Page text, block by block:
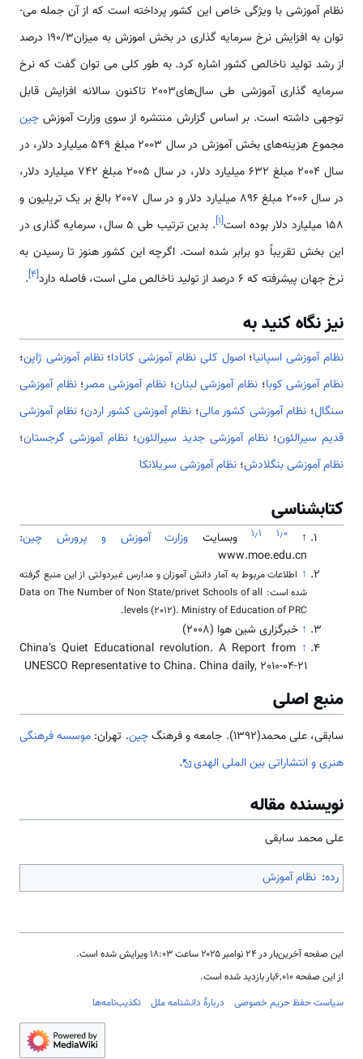
نظام آموزشی با ویژگی خاص این کشور پرداخته است که از آن جمله می­
توان به افزایش نرخ سرمایه گذاری در بخش اموزش به میزان190/3 درصد
از رشد تولید ناخالص کشور اشاره کرد. به طور کلی می­ توان گفت که نرخ
سرمایه گذاری آموزشی طی سال­‌های2003 تاکنون سالانه افزایش قابل
توجهی داشته است. بر اساس گزارش منتشره از سوی وزارت آموزش چین
مجموع هزینه‌های بخش آموزش در سال 2003 مبلغ 549 میلیارد دلار، در
سال 2004 مبلغ 632 میلیارد دلار، در سال 2005 مبلغ 742 میلیارد دلار،
در سال 2006 مبلغ 896 میلیارد دلار و در سال 2007 بالغ بر یک تریلیون و
158 میلیارد دلار بوده است
[۱]
. بدین ترتیب طی 5 سال، سرمایه گذاری در
این بخش تقریباً دو برابر شده است. اگرچه این کشور هنوز تا رسیدن به
نرخ جهان پیشرفته که 6 درصد از تولید ناخالص ملی است، فاصله دارد
[۴]
.
نیز نگاه کنید به
نظام آموزشی اسپانیا؛اصول کلی نظام آموزشی کانادا؛نظام آموزشی ژاپن؛
نظام آموزشی کوبا؛نظام آموزشی لبنان؛نظام آموزشی مصر؛نظام آموزشی
سنگال؛ نظام آموزشی کشور مالی؛ نظام آموزشی کشور اردن؛نظام آموزشی
قدیم سیرالئون؛نظام آموزشی جدید سیرالئون؛ نظام آموزشی گرجستان؛
نظام آموزشی بنگلادش؛ نظام آموزشی سریلانکا
کتابشناسی
↑۱٫۰ ۱٫۱ وبسایت وزارت آموزش و پرورش چین:
www.moe.edu.cn
↑ اطلاعات مربوط به آمار دانش آموزان و مدارس غیردولتی از این منبع گرفته
شده است: Data on The Number of Non State/privet Schools of all
levels (2012). Ministry of Education of PRC.
↑ خبرگزاری شین هوا (2008)
↑
China’s Quiet Educational revolution. A Report from
UNESCO Representative to China. China daily, 2010-04-21
منبع اصلی
سابقی، علی محمد(1392). جامعه و فرهنگ چین. تهران: موسسه فرهنگی
هنری و انتشاراتی بین الملی الهدی
.
نویسنده مقاله
علی محمد سابقی
رده: نظام آموزش
این صفحه آخرین‌بار در ‏۲۴ نوامبر ۲۰۲۵ ساعت ‏۱۸:۰۳ ویرایش شده است.
از این صفحه ۶٬۰۱۰بار بازدید شده است.
سیاست حفظ حریم خصوصی
دربارهٔ دانشنامه ملل تکذیب‌نامه‌ها